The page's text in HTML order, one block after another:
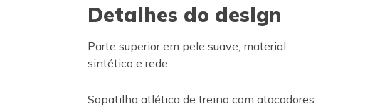
Detalhes do design
Parte superior em pele suave, material
sintético e rede
Sapatilha atlética de treino com atacadores